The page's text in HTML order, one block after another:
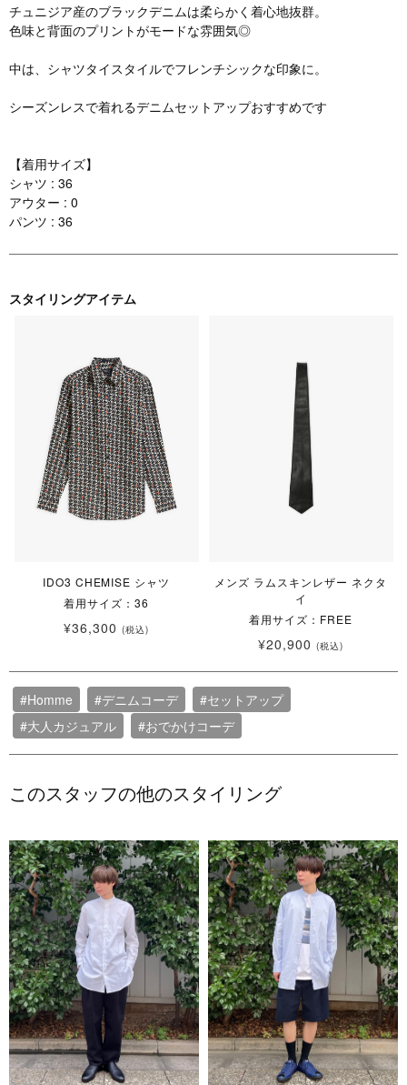
チュニジア産のブラックデニムは柔らかく着心地抜群。
色味と背面のプリントがモードな雰囲気◎
中は、シャツタイスタイルでフレンチシックな印象に。
シーズンレスで着れるデニムセットアップおすすめです
【着用サイズ】
シャツ : 36
アウター : 0
パンツ : 36
スタイリングアイテム
IDO3 CHEMISE シャツ
着用サイズ：36
¥36,300 (税込)
メンズ ラムスキンレザー ネクタ
イ
着用サイズ：FREE
¥20,900 (税込)
#Homme #デニムコーデ
#セットアップ
#大人カジュアル
#おでかけコーデ
このスタッフの他のスタイリング